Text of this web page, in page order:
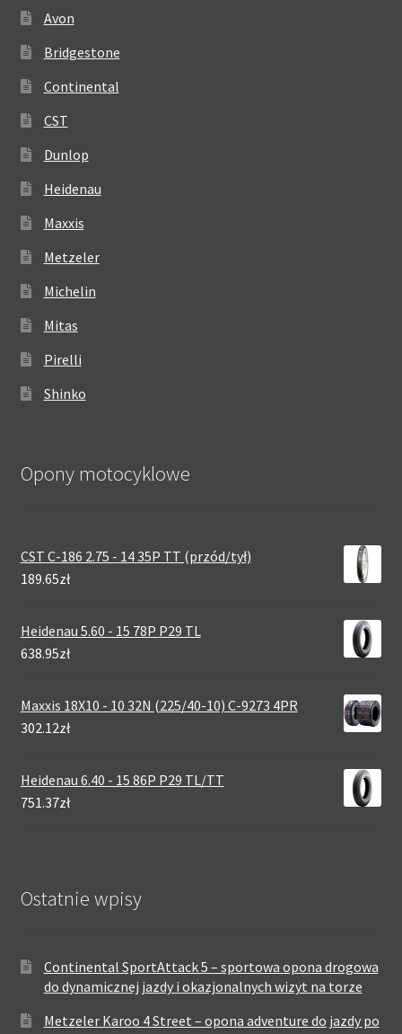
Avon
Bridgestone
Continental
CST
Dunlop
Heidenau
Maxxis
Metzeler
Michelin
Mitas
Pirelli
Shinko
Opony motocyklowe
CST C-186 2.75 - 14 35P TT (przód/tył)
189.65zł
Heidenau 5.60 - 15 78P P29 TL
638.95zł
Maxxis 18X10 - 10 32N (225/40-10) C-9273 4PR
302.12zł
Heidenau 6.40 - 15 86P P29 TL/TT
751.37zł
Ostatnie wpisy
Continental SportAttack 5 – sportowa opona drogowa
do dynamicznej jazdy i okazjonalnych wizyt na torze
Metzeler Karoo 4 Street – opona adventure do jazdy po